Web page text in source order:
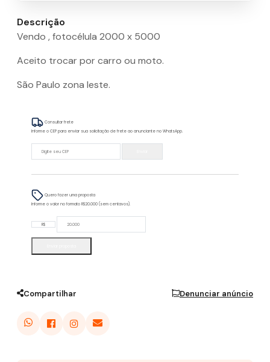
Descrição
Vendo , fotocélula 2000 x 5000
Aceito trocar por carro ou moto.
São Paulo zona leste.
Consultar frete
Informe o CEP para enviar sua solicitação de frete ao anunciante no WhatsApp.
Quero fazer uma proposta
Informe o valor no formato R$20.000 (sem centavos).
R$
Compartilhar Denunciar anúncio